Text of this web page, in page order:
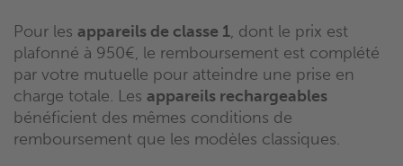
Pour les appareils de classe 1, dont le prix est
plafonné à 950€, le remboursement est complété
par votre mutuelle pour atteindre une prise en
charge totale. Les appareils rechargeables
bénéficient des mêmes conditions de
remboursement que les modèles classiques.